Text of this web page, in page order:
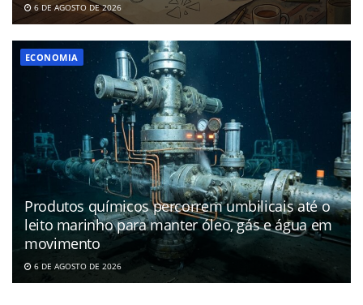
6 DE AGOSTO DE 2026
ECONOMIA
Produtos químicos percorrem umbilicais até o
leito marinho para manter óleo, gás e água em
movimento
6 DE AGOSTO DE 2026